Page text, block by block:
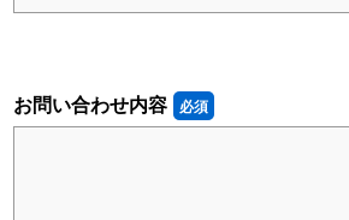
お問い合わせ内容 必須